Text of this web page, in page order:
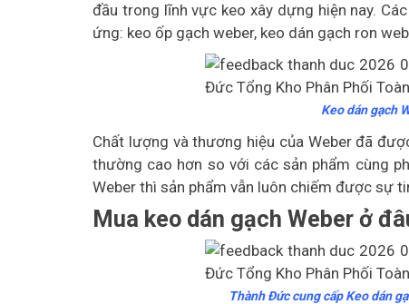
đầu trong lĩnh vực keo xây dựng hiện nay.
ứng: keo ốp gạch weber, keo dán gạch ron
Keo dán gạch
Chất lượng và thương hiệu của Weber đã
thường cao hơn so với các sản phẩm cùng
Weber thì sản phẩm vẫn luôn chiếm được sự
Mua keo dán gạch Weber ở
Thành Đức cung cấp Keo dán